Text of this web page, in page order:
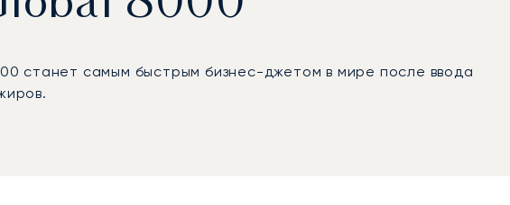
станет самым быстрым бизнес-джетом в мире после ввода